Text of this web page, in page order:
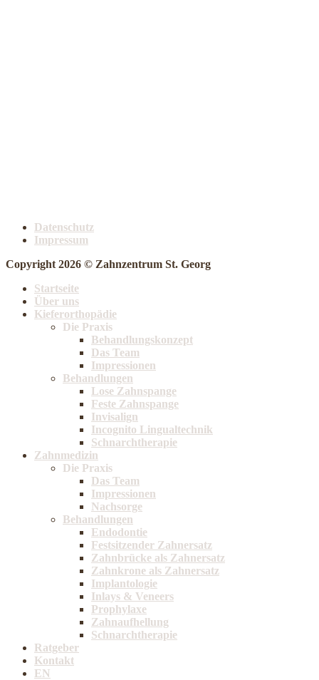
Datenschutz
Impressum
Copyright 2026 © Zahnzentrum St. Georg
Startseite
Über uns
Kieferorthopädie
Die Praxis
Behandlungskonzept
Das Team
Impressionen
Behandlungen
Lose Zahnspange
Feste Zahnspange
Invisalign
Incognito Lingualtechnik
Schnarchtherapie
Zahnmedizin
Die Praxis
Das Team
Impressionen
Nachsorge
Behandlungen
Endodontie
Festsitzender Zahnersatz
Zahnbrücke als Zahnersatz
Zahnkrone als Zahnersatz
Implantologie
Inlays & Veneers
Prophylaxe
Zahnaufhellung
Schnarchtherapie
Ratgeber
Kontakt
EN